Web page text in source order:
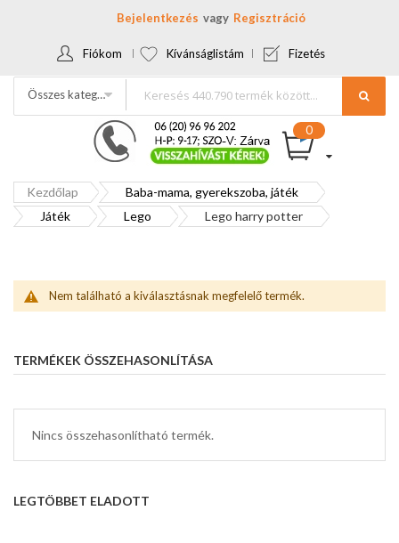
Bejelentkezés Regisztráció
Fiókom Kívánságlistám Fizetés
Összes kategória
Kezdőlap
Baba-mama, gyerekszoba, játék
Játék
Lego Lego harry potter
Nem található a kiválasztásnak megfelelő termék.
TERMÉKEK ÖSSZEHASONLÍTÁSA
Nincs összehasonlítható termék.
LEGTÖBBET ELADOTT